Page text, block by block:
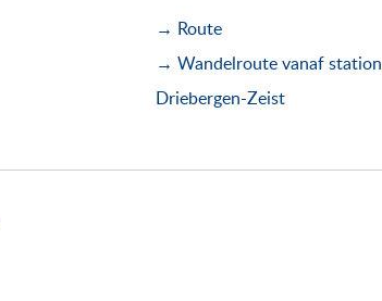
→ Route
→ Wandelroute vanaf station
Driebergen-Zeist